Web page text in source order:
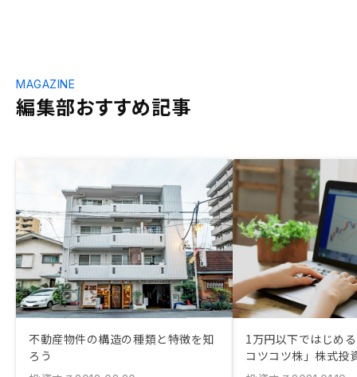
編集部おすすめ記事
MAGAZINE
不動産物件の構造の種類と特徴を知
ろう
1万円以下ではじめ
コツコツ株」株式投